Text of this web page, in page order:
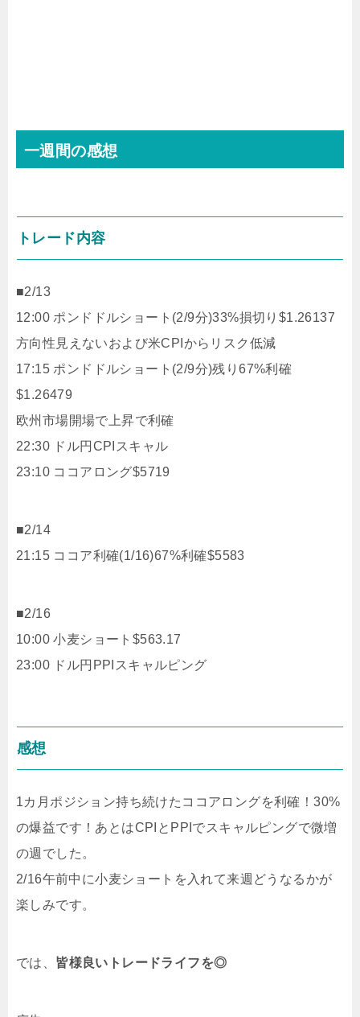
一週間の感想
トレード内容
■2/13
12:00 ポンドドルショート(2/9分)33%損切り$1.26137
方向性見えないおよび米CPIからリスク低減
17:15 ポンドドルショート(2/9分)残り67%利確
$1.26479
欧州市場開場で上昇で利確
22:30 ドル円CPIスキャル
23:10 ココアロング$5719
■2/14
21:15 ココア利確(1/16)67%利確$5583
■2/16
10:00 小麦ショート$563.17
23:00 ドル円PPIスキャルピング
感想
1カ月ポジション持ち続けたココアロングを利確！30%
の爆益です！あとはCPIとPPIでスキャルピングで微増
の週でした。
2/16午前中に小麦ショートを入れて来週どうなるかが
楽しみです。
では、 皆様良いトレードライフを◎